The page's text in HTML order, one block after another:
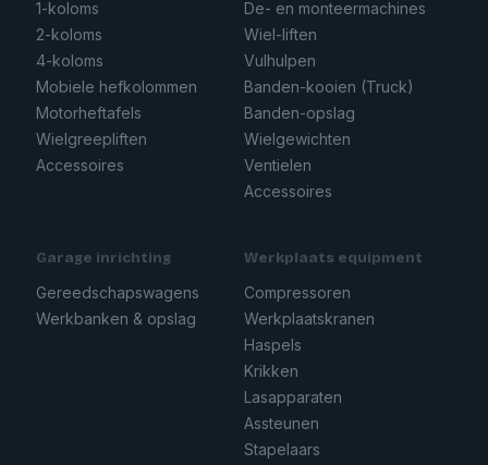
1-koloms
2-koloms
4-koloms
Mobiele hefkolommen
Motorheftafels
Wielgreepliften
Accessoires
De- en monteermachines
Wiel-liften
Vulhulpen
Banden-kooien (Truck)
Banden-opslag
Wielgewichten
Ventielen
Accessoires
Garage inrichting
Gereedschapswagens
Werkbanken & opslag
Werkplaats equipment
Compressoren
Werkplaatskranen
Haspels
Krikken
Lasapparaten
Assteunen
Stapelaars